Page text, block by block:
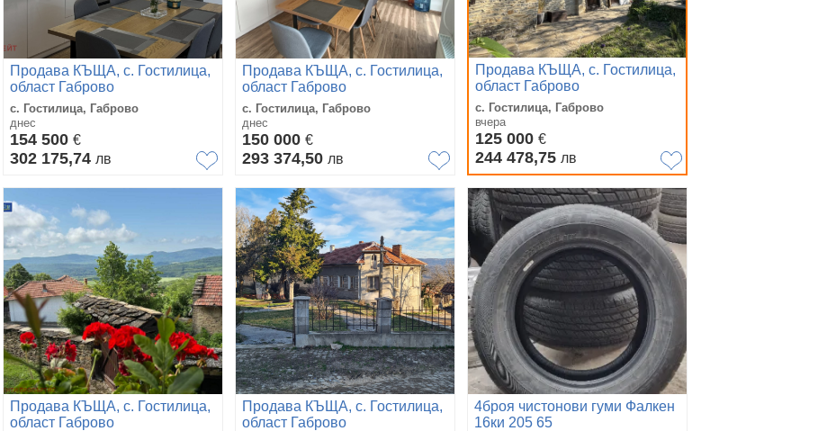
Продава КЪЩА, с. Гостилица,
област Габрово
с. Гостилица, Габрово
днес
154 500 €
302 175,74 лв
Продава КЪЩА, с. Гостилица,
област Габрово
с. Гостилица, Габрово
днес
150 000 €
293 374,50 лв
Продава КЪЩА, с. Гостилица,
област Габрово
с. Гостилица, Габрово
вчера
125 000 €
244 478,75 лв
Продава КЪЩА, с. Гостилица,
област Габрово
Продава КЪЩА, с. Гостилица,
област Габрово
4броя чистонови гуми Фалкен
16ки 205 65